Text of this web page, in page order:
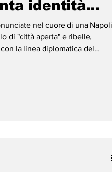
identità
nel cuore di una Napoli
di "città aperta" e ribelle,
la linea diplomatica del